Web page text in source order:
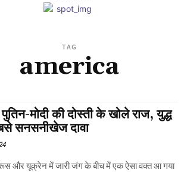
TAG
america
मोदी की दोस्ती के खोले राज, युद्ध
सनसनीखेज दावा
रूस और यूक्रेन में जारी जंग के बीच में एक ऐसा वक्त आ गया